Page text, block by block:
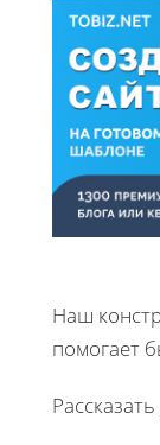
Наш
помогает